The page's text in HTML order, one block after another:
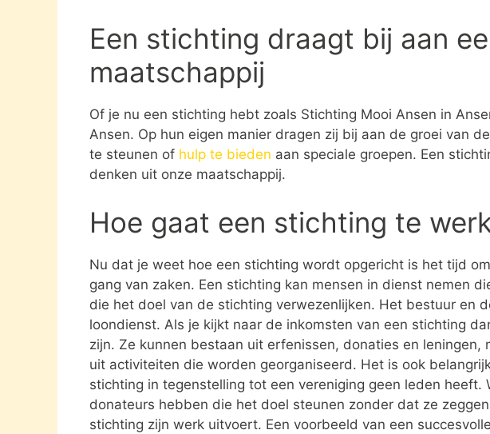
Een stichting draagt bij aan
maatschappij
Of je nu een stichting hebt zoals Stichting Mooi Ansen in
Ansen. Op hun eigen manier dragen zij bij aan de groei van
te steunen of hulp te bieden aan speciale groepen. Een
denken uit onze maatschappij.
Hoe gaat een stichting te
Nu dat je weet hoe een stichting wordt opgericht is het tijd
gang van zaken. Een stichting kan mensen in dienst nemen
die het doel van de stichting verwezenlijken. Het bestuur en
loondienst. Als je kijkt naar de inkomsten van een stichting
zijn. Ze kunnen bestaan uit erfenissen, donaties en leningen,
uit activiteiten die worden georganiseerd. Het is ook
stichting in tegenstelling tot een vereniging geen leden heeft.
donateurs hebben die het doel steunen zonder dat ze
stichting zijn werk uitvoert. Een voorbeeld van een